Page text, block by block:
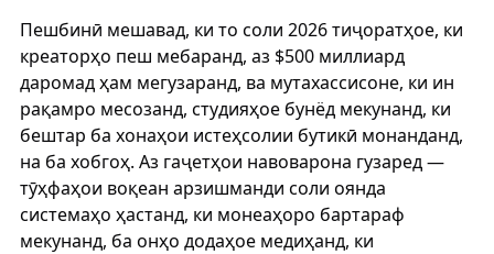
Пешбинӣ мешавад, ки то соли 2026 тиҷоратҳое, ки
креаторҳо пеш мебаранд, аз $500 миллиард
даромад ҳам мегузаранд, ва мутахассисоне, ки ин
рақамро месозанд, студияҳое бунёд мекунанд, ки
бештар ба хонаҳои истеҳсолии бутикӣ монанданд,
на ба хобгоҳ. Аз гаҷетҳои навоварона гузаред —
тӯҳфаҳои воқеан арзишманди соли оянда
системаҳо ҳастанд, ки монеаҳоро бартараф
мекунанд, ба онҳо додаҳое медиҳанд, ки